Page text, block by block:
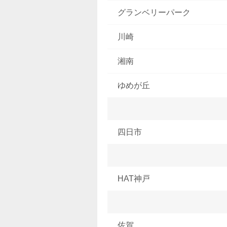
グランベリーパーク
川崎
湘南
ゆめが丘
四日市
HAT神戸
佐賀